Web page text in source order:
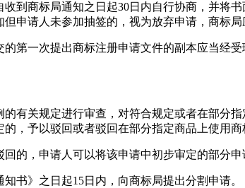
到商标局通知之日起30日内自行协商，并将
申请人未参加抽签的，视为放弃申请，商标局
一次提出商标注册申请文件的副本应当经受
有关规定进行审查，对符合规定或者在部分
，予以驳回或者驳回在部分指定商品上使用
，申请人可以将该申请中初步审定的部分申
书》之日起15日内，向商标局提出分割申请。